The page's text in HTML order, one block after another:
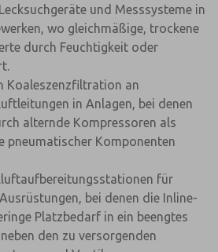
und Messsysteme in
wo gleichmäßige, trockene
durch Feuchtigkeit oder
Koaleszenzfiltration an
in Anlagen, bei denen
alternde Kompressoren als
pneumatischer Komponenten
für
bei denen die Inline-
Platzbedarf in ein beengtes
den zu versorgenden